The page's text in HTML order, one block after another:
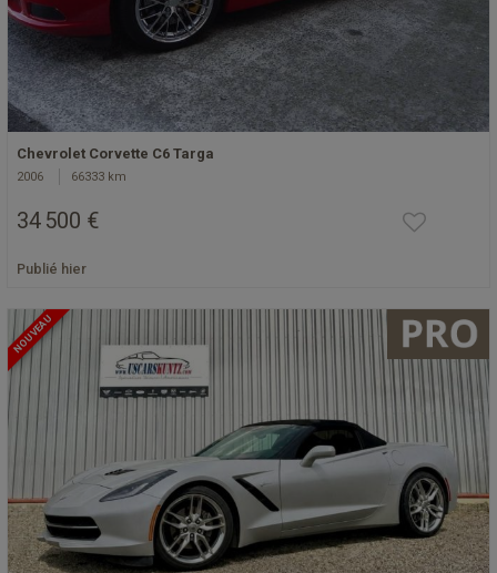
Chevrolet Corvette C6 Targa
2006 66333 km
34 500 €
Publié hier
NOUVEAU